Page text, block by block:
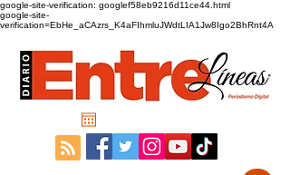
google-site-verification: googlef58eb9216d11ce44.html
google-site-
verification=EbHe_aCAzrs_K4aFIhmluJWdtLIA1Jw8Igo2BhRnt4A